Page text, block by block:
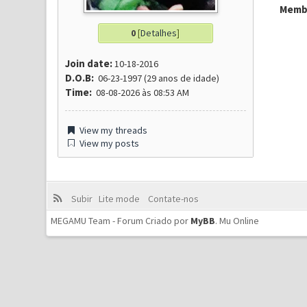
0[Detalhes]
Join date:10-18-2016
D.O.B:06-23-1997 (29 anos de idade)
Time:08-08-2026 às 08:53 AM
View my threads
View my posts
Subir Lite mode
Contate-nos
MEGAMU Team - Forum Criado por MyBB.Mu Online